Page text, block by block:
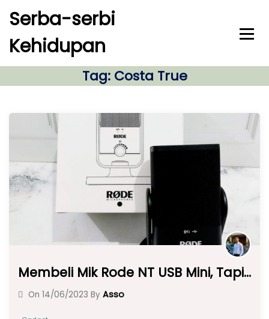
c
Serba-serbi
Kehidupan
Tag: Costa True
Membeli Mik Rode NT USB Mini, Tapi…
On 14/06/2023 By Asso